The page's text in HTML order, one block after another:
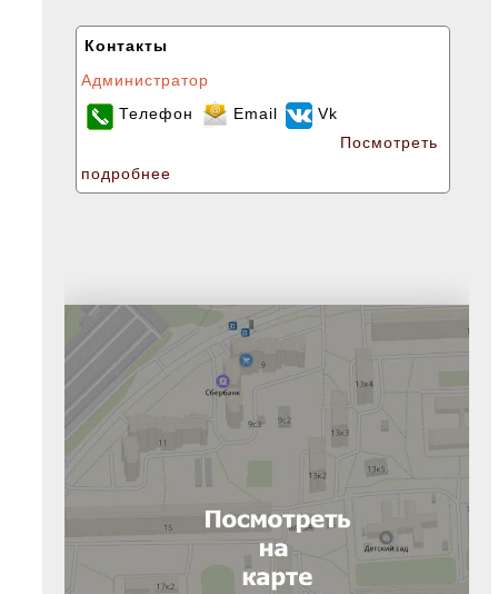
Контакты
Администратор
Телефон
Email
Vk
Посмотреть
подробнее